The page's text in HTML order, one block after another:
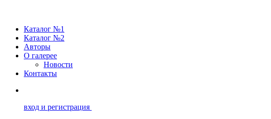
Каталог №1
Каталог №2
Авторы
О галерее
Новости
Контакты
вход и регистрация